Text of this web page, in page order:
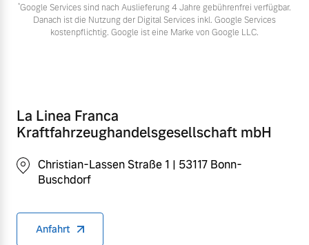
*Google Services sind nach Auslieferung 4 Jahre gebührenfrei verfügbar.
Danach ist die Nutzung der Digital Services inkl. Google Services
kostenpflichtig. Google ist eine Marke von Google LLC.
La Linea Franca
Kraftfahrzeughandelsgesellschaft mbH
Christian-Lassen Straße 1 | 53117 Bonn-
Buschdorf
Anfahrt